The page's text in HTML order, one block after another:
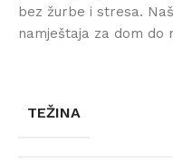
bez žurbe i stresa.
namještaja za dom do
TEŽINA